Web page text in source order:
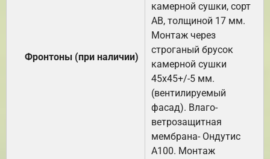
Фронтоны (при наличии)
камерной сушки, сорт
АВ, толщиной 17 мм.
Монтаж через
строганый брусок
камерной сушки
45х45+/-5 мм.
(вентилируемый
фасад). Влаго-
ветрозащитная
мембрана- Ондутис
А100. Монтаж